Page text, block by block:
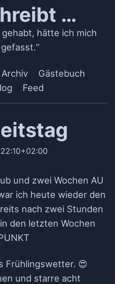
…
hätte ich mich
Archiv
Gästebuch
Feed
und zwei Wochen AU
ich heute wieder den
nach zwei Stunden
den letzten Wochen
Frühlingswetter. 😍
und starre acht